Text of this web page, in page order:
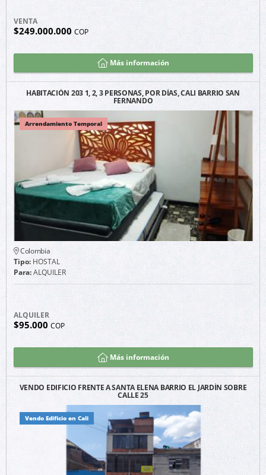
VENTA
$249.000.000COP
Más información
HABITACIÓN 203 1, 2, 3 PERSONAS, POR DÍAS, CALI BARRIO SAN
FERNANDO
Arrendamiento Temporal
Colombia
Tipo:HOSTAL
Para:ALQUILER
ALQUILER
$95.000COP
Más información
VENDO EDIFICIO FRENTE A SANTA ELENA BARRIO EL JARDÍN SOBRE
CALLE 25
Vendo Edificio en Cali